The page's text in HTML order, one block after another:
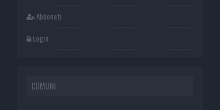
Abbonati
Login
COMUNI